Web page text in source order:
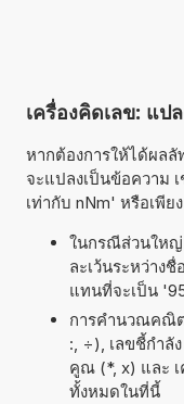
เครื่องคิดเลข: แป
หากต้องการให้ได้ผล
จะแปลงเป็นข้อความ
เท่ากับ nNm' หรือเพีย
ในกรณีส่วนให
ละเว้นระหว่าง
แทนที่จะเป็น
การคำนวณคณิ
:, ÷), เลขชี้กำลั
คูณ (*, x) และ
ทั้งหมดในที่นี้